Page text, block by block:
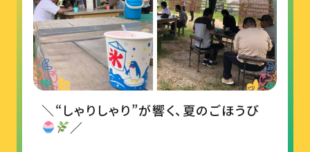
＼“しゃりしゃり”が響く、夏のごほうび
／